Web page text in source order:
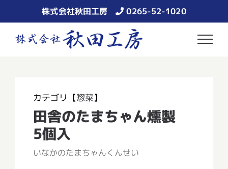
to
content
株式会社秋田工房 0265-52-1020
カテゴリ【惣菜】
田舎のたまちゃん燻製
5個入
いなかのたまちゃんくんせい